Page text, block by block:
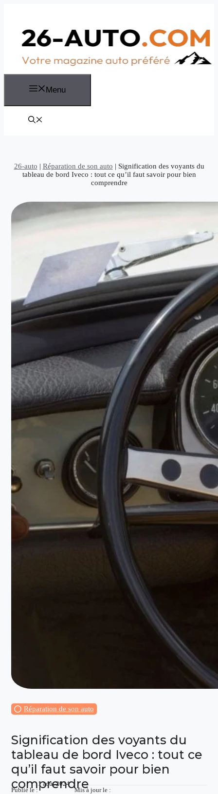
Menu
26-auto | Réparation de son auto | Signification des voyants du
tableau de bord Iveco : tout ce qu’il faut savoir pour bien
comprendre
Réparation de son auto
Signification des voyants du
tableau de bord Iveco : tout ce
qu’il faut savoir pour bien
comprendre
Publié le :
1 août 2024
Mis à jour le :